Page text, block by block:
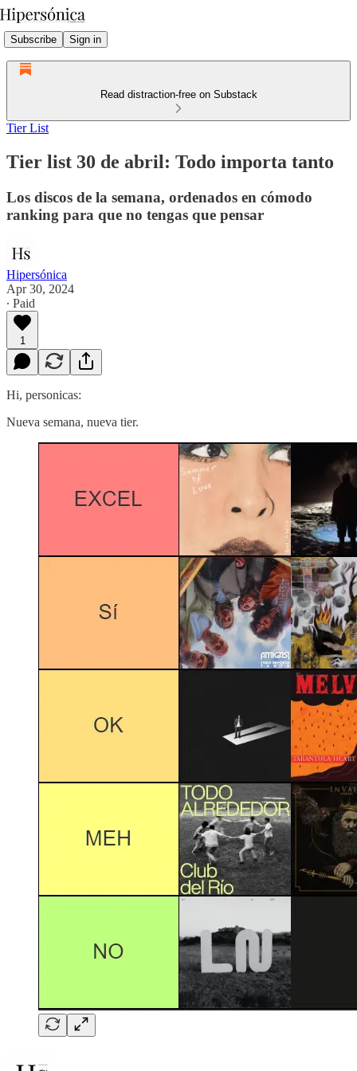
Subscribe Sign in
Read distraction-free on Substack
Tier List
Tier list 30 de abril: Todo importa tanto
Los discos de la semana, ordenados en cómodo
ranking para que no tengas que pensar
Hipersónica
Apr 30, 2024
∙ Paid
1
Hi, personicas:
Nueva semana, nueva tier.